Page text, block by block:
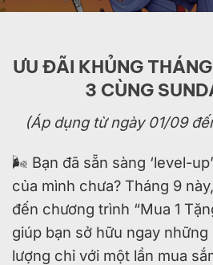
ƯU ĐÃI KHỦNG
3 CÙNG
(Áp dụng từ ngày 01/09
🌬 Bạn đã sẵn sàng ‘level-
của mình chưa? Tháng 9
đến chương trình “Mua 1
giúp bạn sở hữu ngay
lượng chỉ với một lần mua